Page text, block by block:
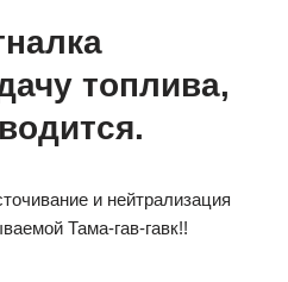
топлива,
и нейтрализация
Тама-гав-гавк!!